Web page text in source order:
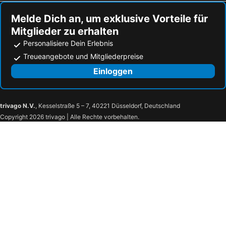
Melde Dich an, um exklusive Vorteile für
Mitglieder zu erhalten
Personalisiere Dein Erlebnis
Treueangebote und Mitgliederpreise
Einloggen
trivago N.V., Kesselstraße 5 – 7, 40221 Düsseldorf, Deutschland
Copyright 2026 trivago | Alle Rechte vorbehalten.